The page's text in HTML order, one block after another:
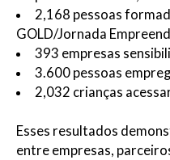
2,168 pessoas
GOLD/Jornada
393 empresas
3.600 pessoas
2,032 crianças
Esses resultados
entre empresas,